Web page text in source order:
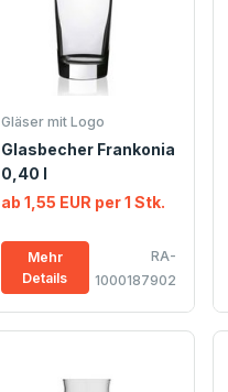
Gläser mit Logo
Glasbecher Frankonia
0,40 l
ab 1,55 EUR per 1 Stk.
Mehr
Details
RA-
1000187902